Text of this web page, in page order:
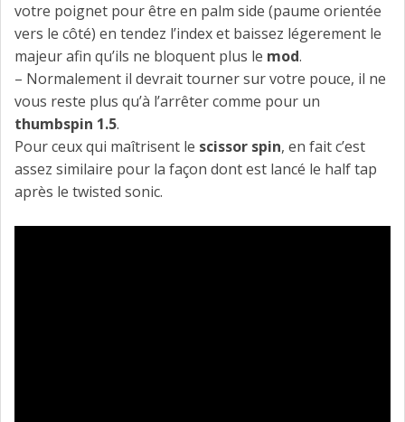
Contact
votre poignet pour être en palm side (paume orientée
vers le côté) en tendez l’index et baissez légerement le
majeur afin qu’ils ne bloquent plus le mod.
– Normalement il devrait tourner sur votre pouce, il ne
vous reste plus qu’à l’arrêter comme pour un
thumbspin 1.5.
Pour ceux qui maîtrisent le scissor spin, en fait c’est
assez similaire pour la façon dont est lancé le half tap
après le twisted sonic.